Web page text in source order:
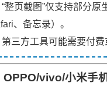
“整页截图”仅支持部分原
、备忘录）。
第三方工具可能需要付费
OPPO/vivo/小米手